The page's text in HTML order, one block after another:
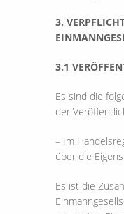
3.
3.1
Es sind die
der
– Im
über die
Es ist die